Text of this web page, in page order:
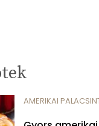
AMERIKAI